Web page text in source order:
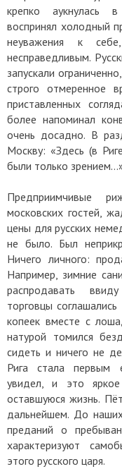
крепко аукнулась
воспринял холодный
неуважения к
несправедливым.
запускали
строго отмеренное
приставленных
более напоминал
очень досадно. В
Москву: «Здесь (в
были только
Предприимчивые
московских гостей,
цены для русских
не было. Был
Ничего личного:
Например, зимние
распродавать
торговцы
копеек вместе с
натурой томился
сидеть и ничего не
Рига стала первым
увидел, и это
оставшуюся жизнь.
дальнейшем. До
преданий о
характеризуют
этого русского царя.